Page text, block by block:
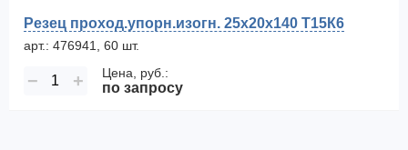
Резец проход.упорн.изогн. 25х20х140 Т15К6
арт.: 476941, 60 шт.
− + Цена, руб.:
по запросу